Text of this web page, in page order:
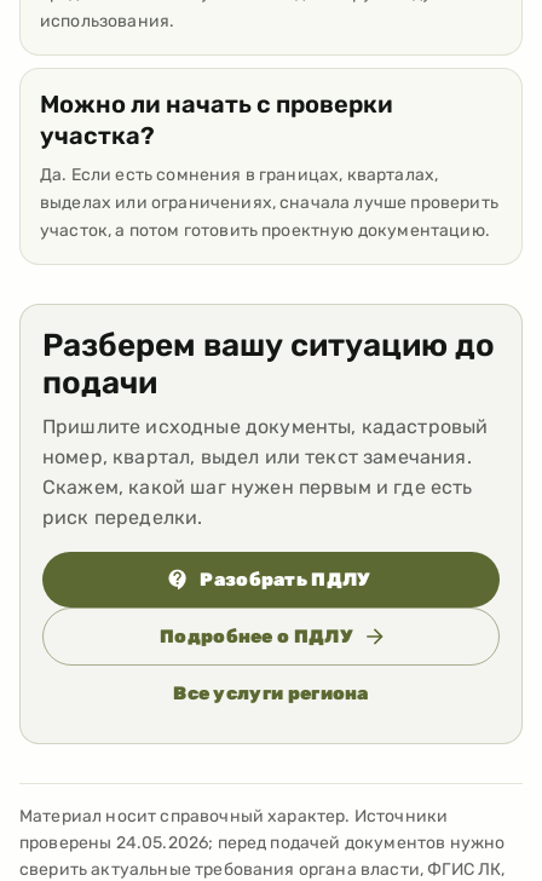
использования.
Можно ли начать с проверки
участка?
Да. Если есть сомнения в границах, кварталах,
выделах или ограничениях, сначала лучше проверить
участок, а потом готовить проектную документацию.
Разберем вашу ситуацию до
подачи
Пришлите исходные документы, кадастровый
номер, квартал, выдел или текст замечания.
Скажем, какой шаг нужен первым и где есть
риск переделки.
Разобрать ПДЛУ
Подробнее о ПДЛУ
Все услуги региона
Материал носит справочный характер. Источники
проверены 24.05.2026; перед подачей документов нужно
сверить актуальные требования органа власти, ФГИС ЛК,